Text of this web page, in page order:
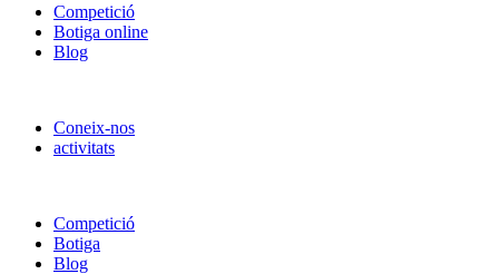
Competició
Botiga online
Blog
Coneix-nos
activitats
Competició
Botiga
Blog